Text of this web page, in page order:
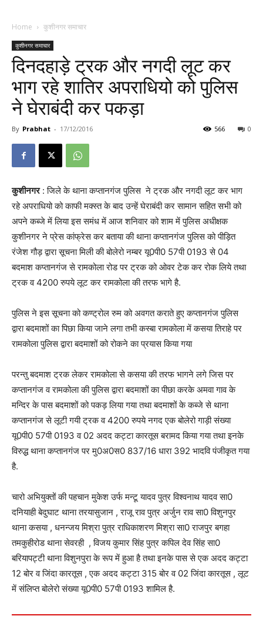
Home कुशीनगर समाचार
कुशीनगर समाचार
दिनदहाड़े ट्रक और नगदी लूट कर
भाग रहे शातिर अपराधियो को पुलिस
ने घेराबंदी कर पकड़ा
By Prabhat - 17/12/2016 0
566
कुशीनगर: जिले के थाना कप्तानगंज पुलिस ने ट्रक और नगदी लूट कर भाग
रहे अपराधियो को काफी मक्स्त के बाद उन्हें घेराबंदी कर सामान सहित सभी को
अपने कब्जे में लिया इस समंध में आज शनिवार को शाम में पुलिस अधीक्षक
कुशीनगर ने प्रेस कांफ्रेस कर बताया की थाना कप्तानगंज पुलिस को पीड़ित
रंजेश गौड़ द्वारा सूचना मिली की बोलेरो नम्बर यू0पी0 57पी 0193 से 04
बदमाश कप्तानगंज से रामकोला रोड पर ट्रक को ओवर टेक कर रोक लिये तथा
ट्रक व 4200 रुपये लूट कर रामकोला की तरफ भागे है.
पुलिस ने इस सूचना को कण्ट्रोल रुम को अवगत कराते हुए कप्तानगंज पुलिस
द्वारा बदमाशों का पिछा किया जाने लगा तभी कस्बा रामकोला में कसया तिराहे पर
रामकोला पुलिस द्वारा बदमाशों को रोकने का प्रयास किया गया
परन्तु बदमाश ट्रक लेकर रामकोला से कसया की तरफ भागने लगे जिस पर
कप्तानगंज व रामकोला की पुलिस द्वारा बदमाशों का पीछा करके अमवा गाव के
मन्दिर के पास बदमाशों को पकड़ लिया गया तथा बदमाशों के कब्जे से थाना
कप्तानगंज से लूटी गयी ट्रक व 4200 रुपये नगद एक बोलेरो गाड़ी संख्या
यू0पी0 57पी 0193 व 02 अदद कट्टा कारतूस बरामद किया गया तथा इनके
विरुद्ध थाना कप्तानगंज पर मु0अ0स0 837/16 धारा 392 भादवि पंजीकृत गया
है.
चारो अभियुक्तों की पहचान मुकेश उर्फ मन्टू यादव पुत्र विश्वनाथ यादव सा0
दनियाही बेदुघाट थाना तरयासुजान , राजू राव पुत्र अर्जुन राव सा0 विशुनपुर
थाना कसया , धनन्जय मिश्रा पुत्र राधिकाशरण मिश्रा सा0 राजपुर बगहा
तमकुहीरोड थाना सेवरही , विजय कुमार सिंह पुत्र कपिल देव सिंह सा0
बरियापट्टी थाना विशुनपुरा के रूप में हुआ है तथा इनके पास से एक अदद कट्टा
12 बोर व जिंदा कारतूस , एक अदद कट्टा 315 बोर व 02 जिंदा कारतूस , लूट
में संलिप्त बोलेरो संख्या यू0पी0 57पी 0193 शामिल है.